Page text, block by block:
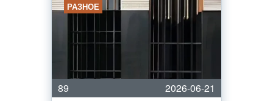
РАЗНОЕ
89
2026-06-21